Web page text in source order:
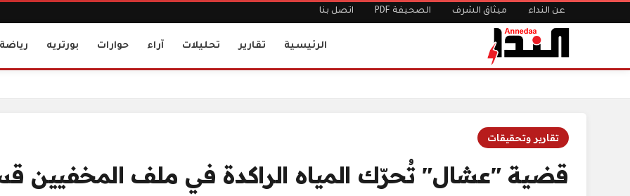
عن النداء ميثاق الشرف الصحيفة PDF اتصل بنا
الرئيسية تقارير تحليلات آراء حوارات بورتريه رياضة
تقارير وتحقيقات
قضية "عشال" تُحرّك المياه الراكدة في ملف المخفيين